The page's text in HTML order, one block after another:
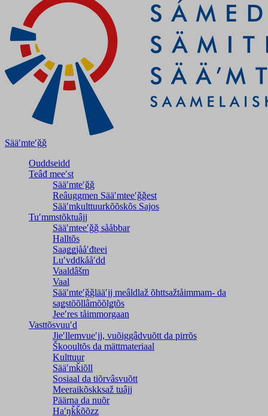
Sääʹmteʹǧǧ
Ouddseidd
Teâđ meeʹst
Sääʹmteʹǧǧ
Reâuggmen Sääʹmteeʹǧǧest
Sääʹmkulttuurkõõskõs Sajos
Tuʹmmstõktuâjj
Sääʹmteeʹǧǧ sååbbar
Halltõs
Saaǥǥjååʹđteei
Luʹvddkååʹdd
Vaaldâšm
Vaal
Sääʹmteʹǧǧlääʹjj meâldlaž õhttsažtåimmam- da
saǥstõõllâmõõlǥtõs
Jeeʹres tåimmorgaan
Vasttõsvuuʹd
Jieʹllemvueʹjj, vuõiggâdvuõtt da pirrõs
Škooultõs da mättmateriaal
Kulttuur
Sääʹmǩiõll
Sosiaal da tiõrvâsvuõtt
Meeraikõskksaž tuâjj
Päärna da nuõr
Haʹŋǩǩõõzz